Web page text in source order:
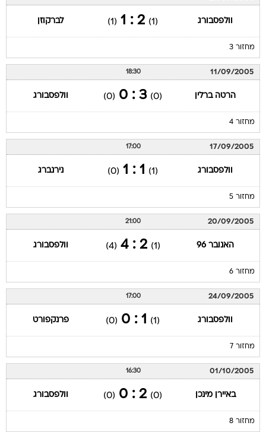
וולפסבורג (1)
2 : 1
(1) לברקוזן
מחזור 3
11/09/2005
18:30
הרטה ברלין (0)
3 : 0
(0) וולפסבורג
מחזור 4
17/09/2005
17:00
וולפסבורג (1)
1 : 1
(0) נירנברג
מחזור 5
20/09/2005
21:00
האנובר 96 (1)
2 : 4
(4) וולפסבורג
מחזור 6
24/09/2005
17:00
וולפסבורג (1)
1 : 0
(0) פרנקפורט
מחזור 7
01/10/2005
16:30
באיירן מינכן (0)
2 : 0
(0) וולפסבורג
מחזור 8